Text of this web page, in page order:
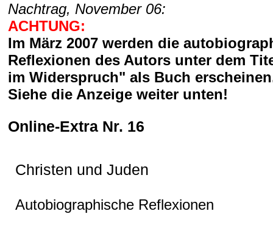
Nachtrag, November 06:
ACHTUNG:
Im März 2007 werden die
Reflexionen des Autors unter dem
im Widerspruch" als Buch
Siehe die Anzeige weiter unten!
Online-Extra Nr. 16
Christen und Juden
Autobiographische Reflexionen